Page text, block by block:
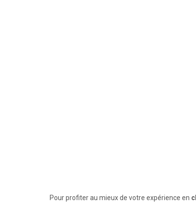
Pour profiter au mieux de votre expérience en